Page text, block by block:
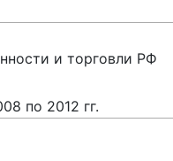
и торговли РФ
по 2012 гг.